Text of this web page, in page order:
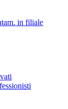
in filiale